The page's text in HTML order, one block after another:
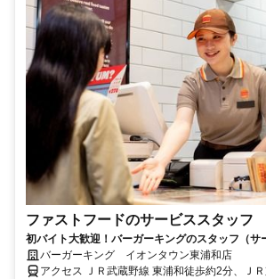
ファストフードのサービススタッフ
初バイト大歓迎！バーガーキングのスタッフ（サ
ト提出は２週間ごと！
バーガーキング イオンタウン東浦和店
アクセス ＪＲ武蔵野線 東浦和徒歩約2分、Ｊ